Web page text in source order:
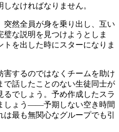
なければなりません。
突然全員が身を乗り出し、互い
な説明を見つけようとしま
を出した時にスターになりま
するのではなくチームを助け
で話したことのない生徒同士が
でしょう。予め作成したスラ
しょう——予期しない空き時間
最も無関心なグループでも引